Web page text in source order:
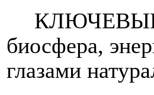
КЛЮЧЕВЫЕ
биосфера,
глазами